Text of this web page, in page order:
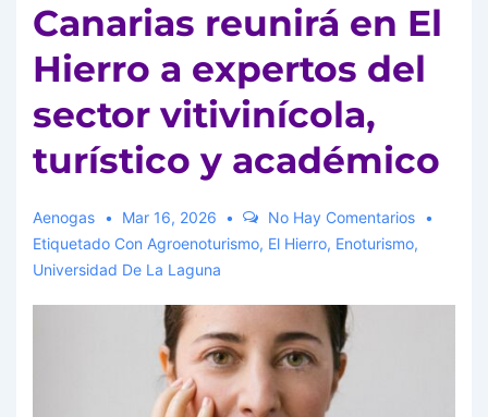
Canarias reunirá en El
Hierro a expertos del
sector vitivinícola,
turístico y académico
Aenogas Mar 16, 2026
No Hay Comentarios
Etiquetado Con Agroenoturismo, El Hierro, Enoturismo,
Universidad De La Laguna